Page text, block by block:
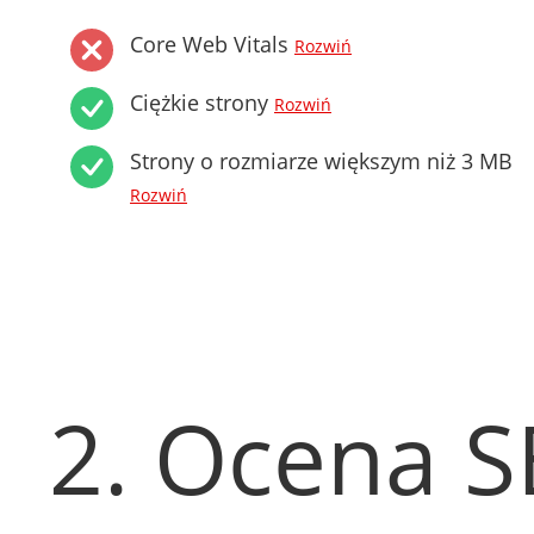
Core Web Vitals Rozwiń
Ciężkie strony Rozwiń
Strony o rozmiarze większym niż 3 MB
Rozwiń
2. Ocena